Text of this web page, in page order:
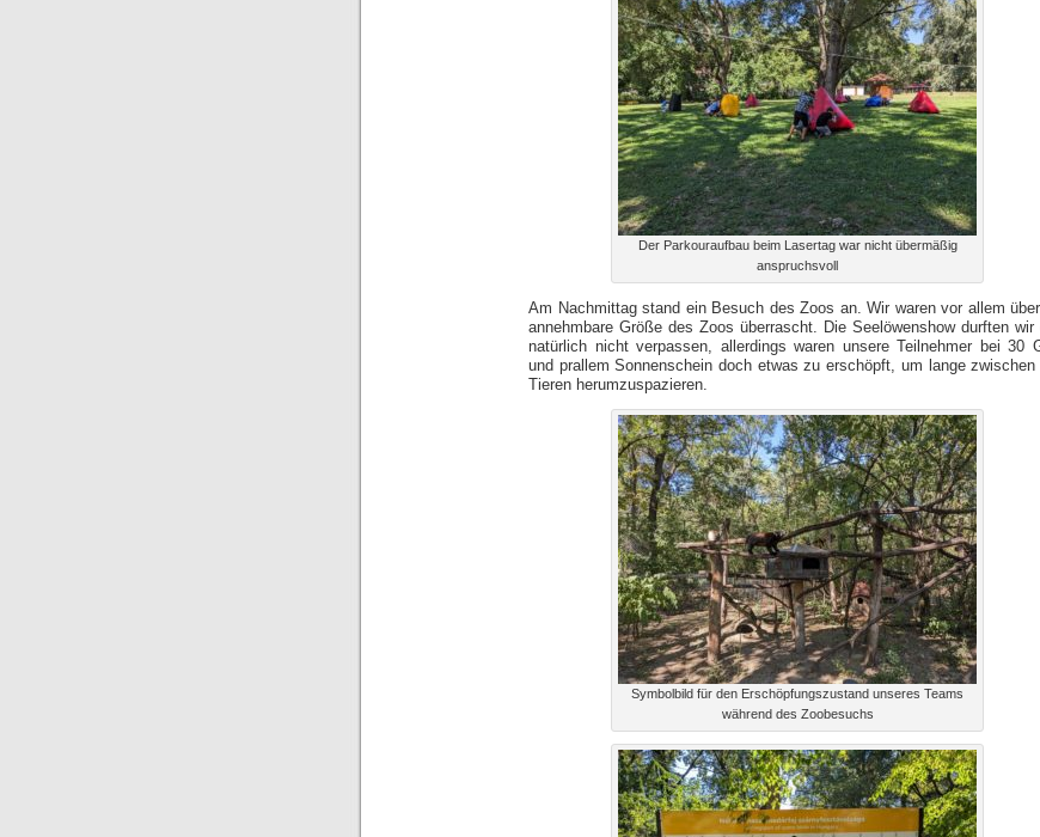
Der Parkouraufbau beim Lasertag war nicht übermäßig
anspruchsvoll
Am Nachmittag stand ein Besuch des Zoos an. Wir waren vor allem
annehmbare Größe des Zoos überrascht. Die Seelöwenshow durften wir
natürlich nicht verpassen, allerdings waren unsere Teilnehmer bei 30
und prallem Sonnenschein doch etwas zu erschöpft, um lange zwischen
Tieren herumzuspazieren.
Symbolbild für den Erschöpfungszustand unseres Teams
während des Zoobesuchs